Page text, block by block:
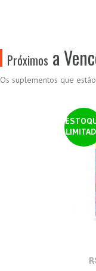
Próximos a
Os suplementos que